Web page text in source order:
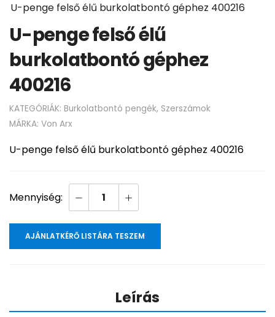
U-penge felső élű burkolatbontó géphez 400216
U-penge felső élű
burkolatbontó géphez
400216
KATEGÓRIÁK: Burkolatbontó pengék, Szerszámok
MÁRKA: Von Arx
U-penge felső élű burkolatbontó géphez 400216
AJÁNLATKÉRŐ LISTÁRA TESZEM
Leírás